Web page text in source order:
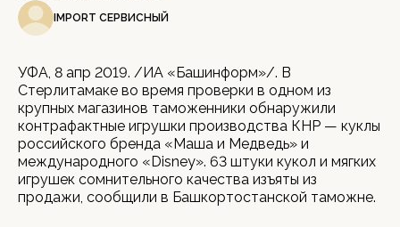
IMPORT СЕРВИСНЫЙ
УФА, 8 апр 2019. /ИА «Башинформ»/. В
Стерлитамаке во время проверки в одном из
крупных магазинов таможенники обнаружили
контрафактные игрушки производства КНР — куклы
российского бренда «Маша и Медведь» и
международного «Disney». 63 штуки кукол и мягких
игрушек сомнительного качества изъяты из
продажи, сообщили в Башкортостанской таможне.